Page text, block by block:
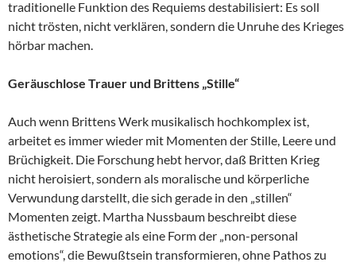
traditionelle Funktion des Requiems destabilisiert: Es soll
nicht trösten, nicht verklären, sondern die Unruhe des Krieges
hörbar machen.
Geräuschlose Trauer und Brittens „Stille“
Auch wenn Brittens Werk musikalisch hochkomplex ist,
arbeitet es immer wieder mit Momenten der Stille, Leere und
Brüchigkeit. Die Forschung hebt hervor, daß Britten Krieg
nicht heroisiert, sondern als moralische und körperliche
Verwundung darstellt, die sich gerade in den „stillen“
Momenten zeigt. Martha Nussbaum beschreibt diese
ästhetische Strategie als eine Form der „non-personal
emotions“, die Bewußtsein transformieren, ohne Pathos zu